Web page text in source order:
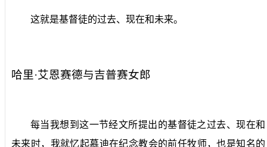
这就是基督徒的过去、现在和未来。
哈里·艾恩赛德与吉普赛女郎
每当我想到这一节经文所提出的基督徒之过去、现在和
未来时，我就忆起慕迪在纪念教会的前任牧师，也是知名的